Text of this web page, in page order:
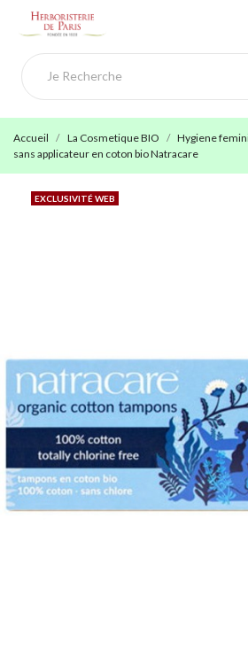
Accueil La Cosmetique BIO Hygiene
sans applicateur en coton bio Natracare
EXCLUSIVITÉ WEB